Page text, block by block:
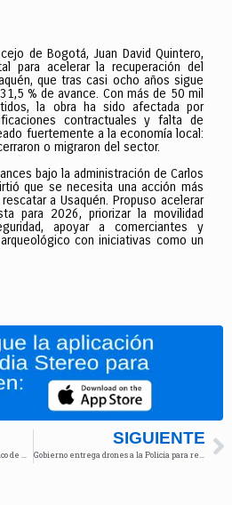
de Bogotá, Juan David Quintero,
para acelerar la recuperación del
que tras casi ocho años sigue
% de avance. Con más de 50 mil
la obra ha sido afectada por
contractuales y falta de
fuertemente a la economía local:
o migraron del sector.
bajo la administración de Carlos
que se necesita una acción más
a Usaquén. Propuso acelerar
para 2026, priorizar la movilidad
apoyar a comerciantes y
con iniciativas como un
SIGUIENTE